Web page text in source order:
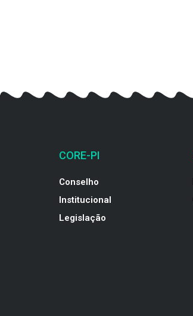
CORE-PI
Conselho
Institucional
Legislação